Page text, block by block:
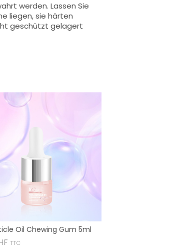
werden. Lassen Sie
liegen, sie härten
geschützt gelagert
Oil Chewing Gum 5ml
Preis
TTC